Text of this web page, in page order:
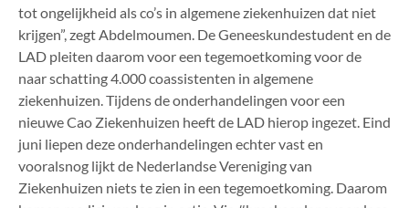
tot ongelijkheid als co’s in algemene ziekenhuizen dat niet
krijgen”, zegt Abdelmoumen. De Geneeskundestudent en de
LAD pleiten daarom voor een tegemoetkoming voor de
naar schatting 4.000 coassistenten in algemene
ziekenhuizen. Tijdens de onderhandelingen voor een
nieuwe Cao Ziekenhuizen heeft de LAD hierop ingezet. Eind
juni liepen deze onderhandelingen echter vast en
vooralsnog lijkt de Nederlandse Vereniging van
Ziekenhuizen niets te zien in een tegemoetkoming. Daarom